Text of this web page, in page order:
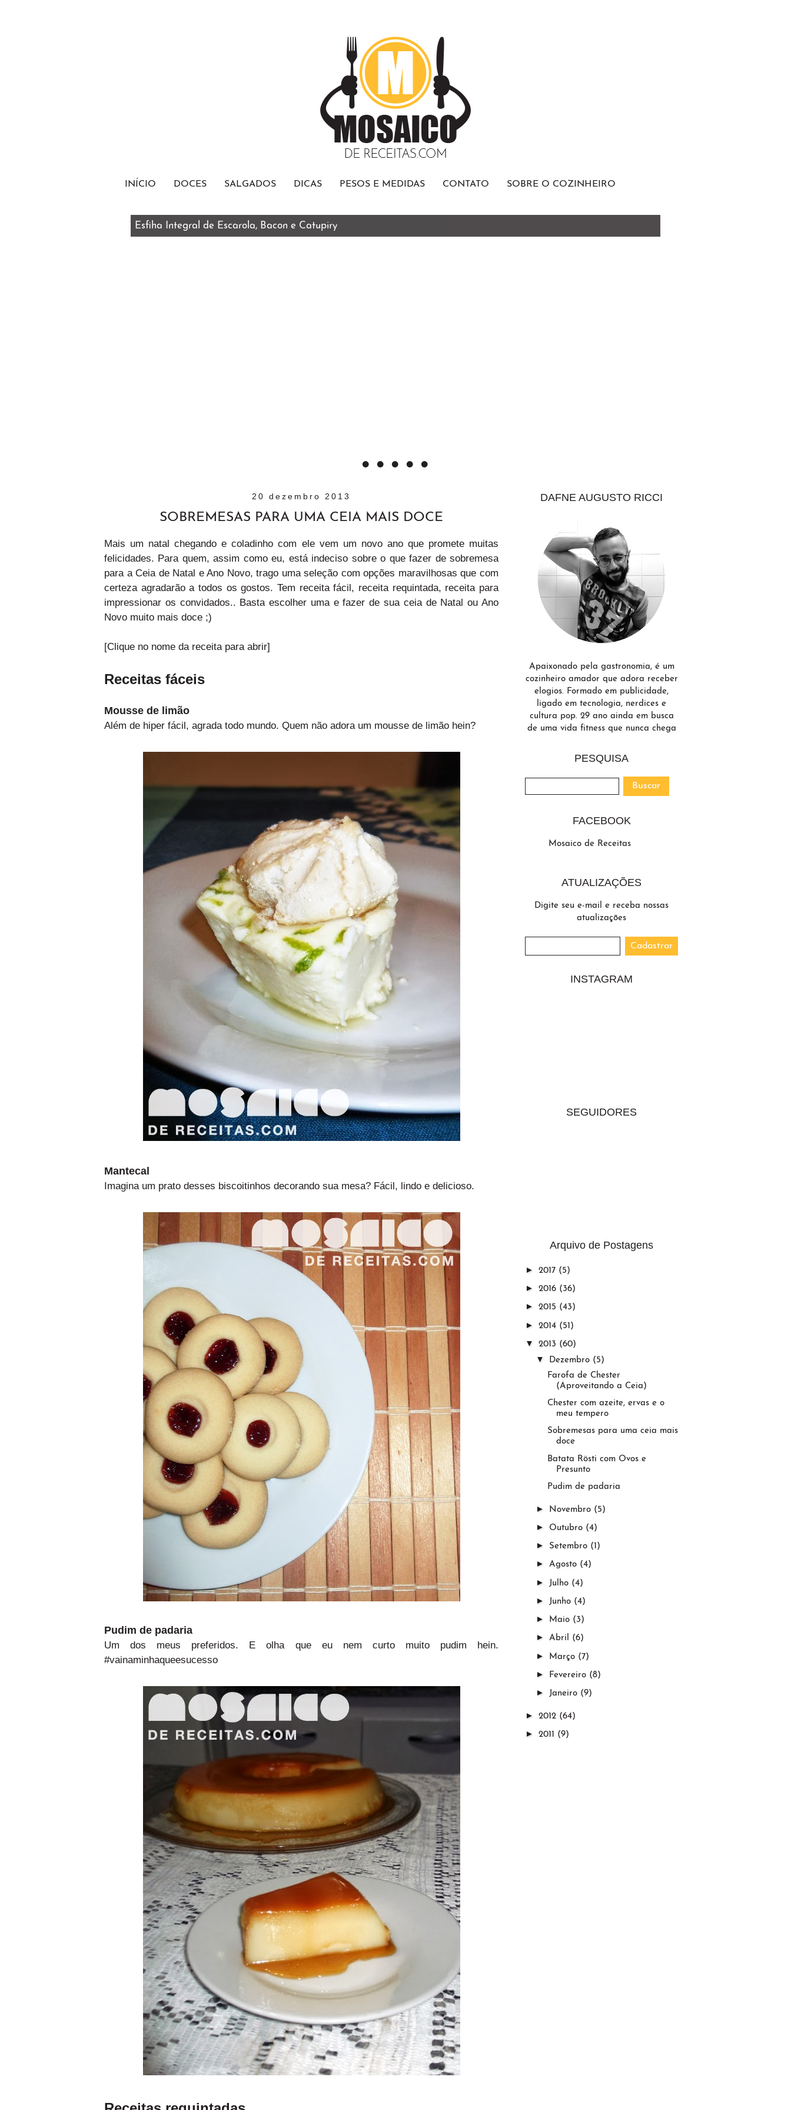
INÍCIO DOCES SALGADOS DICAS PESOS E MEDIDAS CONTATO SOBRE O COZINHEIRO
Esfiha Integral de Escarola, Bacon e Catupiry
20 dezembro 2013
SOBREMESAS PARA UMA CEIA MAIS DOCE
Mais um natal chegando e coladinho com ele vem um novo ano que promete muitas
felicidades. Para quem, assim como eu, está indeciso sobre o que fazer de sobremesa
para a Ceia de Natal e Ano Novo, trago uma seleção com opções maravilhosas que com
certeza agradarão a todos os gostos. Tem receita fácil, receita requintada, receita para
impressionar os convidados.. Basta escolher uma e fazer de sua ceia de Natal ou Ano
Novo muito mais doce ;)
[Clique no nome da receita para abrir]
Receitas fáceis
Mousse de limão
Além de hiper fácil, agrada todo mundo. Quem não adora um mousse de limão hein?
Mantecal
Imagina um prato desses biscoitinhos decorando sua mesa? Fácil, lindo e delicioso.
Pudim de padaria
Um dos meus preferidos. E olha que eu nem curto muito pudim hein.
#vainaminhaqueesucesso
DAFNE AUGUSTO RICCI
Apaixonado pela gastronomia, é um
cozinheiro amador que adora receber
elogios. Formado em publicidade,
ligado em tecnologia, nerdices e
cultura pop. 29 ano ainda em busca
de uma vida fitness que nunca chega
PESQUISA
FACEBOOK
Mosaico de Receitas
ATUALIZAÇÕES
Digite seu e-mail e receba nossas
atualizações
INSTAGRAM
SEGUIDORES
Arquivo de Postagens
► 2017 (5)
► 2016 (36)
► 2015 (43)
► 2014 (51)
▼ 2013 (60)
▼ Dezembro (5)
Farofa de Chester
(Aproveitando a Ceia)
Chester com azeite, ervas e o
meu tempero
Sobremesas para uma ceia mais
doce
Batata Rösti com Ovos e
Presunto
Pudim de padaria
► Novembro (5)
► Outubro (4)
► Setembro (1)
► Agosto (4)
► Julho (4)
► Junho (4)
► Maio (3)
► Abril (6)
► Março (7)
► Fevereiro (8)
► Janeiro (9)
► 2012 (64)
► 2011 (9)